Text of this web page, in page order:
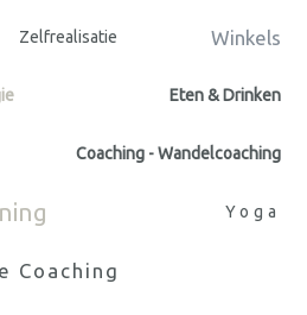
Zelfrealisatie Winkels
Eten & Drinken
Coaching - Wandelcoaching
Yoga
Coaching